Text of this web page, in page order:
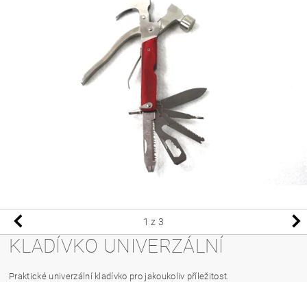
1 z 3
KLADÍVKO UNIVERZÁLNÍ
Praktické univerzální kladívko pro jakoukoliv příležitost.